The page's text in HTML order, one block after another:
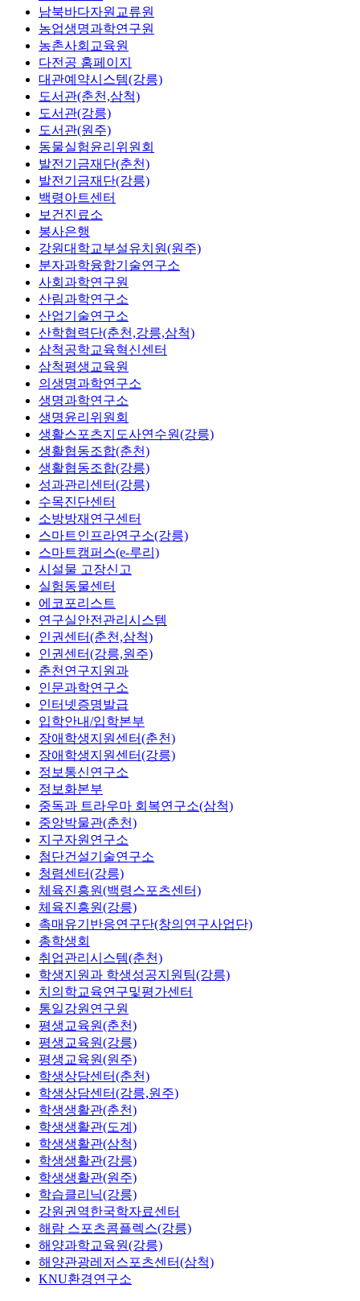
남북바다자원교류원
농업생명과학연구원
농촌사회교육원
다전공 홈페이지
대관예약시스템(강릉)
도서관(춘천,삼척)
도서관(강릉)
도서관(원주)
동물실험윤리위원회
발전기금재단(춘천)
발전기금재단(강릉)
백령아트센터
보건진료소
봉사은행
강원대학교부설유치원(원주)
분자과학융합기술연구소
사회과학연구원
산림과학연구소
산업기술연구소
산학협력단(춘천,강릉,삼척)
삼척공학교육혁신센터
삼척평생교육원
의생명과학연구소
생명과학연구소
생명윤리위원회
생활스포츠지도사연수원(강릉)
생활협동조합(춘천)
생활협동조합(강릉)
성과관리센터(강릉)
수목진단센터
소방방재연구센터
스마트인프라연구소(강릉)
스마트캠퍼스(e-루리)
시설물 고장신고
실험동물센터
에코포리스트
연구실안전관리시스템
인권센터(춘천,삼척)
인권센터(강릉,원주)
춘천연구지원과
인문과학연구소
인터넷증명발급
입학안내/입학본부
장애학생지원센터(춘천)
장애학생지원센터(강릉)
정보통신연구소
정보화본부
중독과 트라우마 회복연구소(삼척)
중앙박물관(춘천)
지구자원연구소
첨단건설기술연구소
청렴센터(강릉)
체육진흥원(백령스포츠센터)
체육진흥원(강릉)
촉매유기반응연구단(창의연구사업단)
총학생회
취업관리시스템(춘천)
학생지원과 학생성공지원팀(강릉)
치의학교육연구및평가센터
통일강원연구원
평생교육원(춘천)
평생교육원(강릉)
평생교육원(원주)
학생상담센터(춘천)
학생상담센터(강릉,원주)
학생생활관(춘천)
학생생활관(도계)
학생생활관(삼척)
학생생활관(강릉)
학생생활관(원주)
학습클리닉(강릉)
강원권역한국학자료센터
해람 스포츠콤플렉스(강릉)
해양과학교육원(강릉)
해양관광레저스포츠센터(삼척)
KNU환경연구소